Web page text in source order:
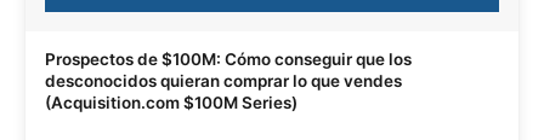
Prospectos de $100M: Cómo conseguir que los
desconocidos quieran comprar lo que vendes
(Acquisition.com $100M Series)